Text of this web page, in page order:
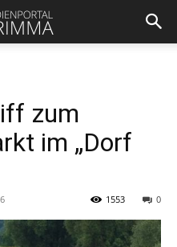
zum
im „Dorf
0
1553